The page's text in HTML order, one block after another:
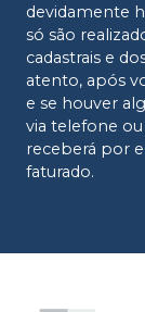
devidamente
só são
cadastrais e
atento, após
e se houver
via telefone
receberá por
faturado.